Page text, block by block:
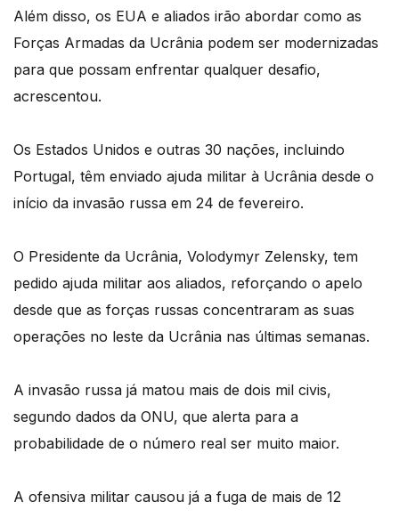
Além disso, os EUA e aliados irão abordar como as
Forças Armadas da Ucrânia podem ser modernizadas
para que possam enfrentar qualquer desafio,
acrescentou.
Os Estados Unidos e outras 30 nações, incluindo
Portugal, têm enviado ajuda militar à Ucrânia desde o
início da invasão russa em 24 de fevereiro.
O Presidente da Ucrânia, Volodymyr Zelensky, tem
pedido ajuda militar aos aliados, reforçando o apelo
desde que as forças russas concentraram as suas
operações no leste da Ucrânia nas últimas semanas.
A invasão russa já matou mais de dois mil civis,
segundo dados da ONU, que alerta para a
probabilidade de o número real ser muito maior.
A ofensiva militar causou já a fuga de mais de 12